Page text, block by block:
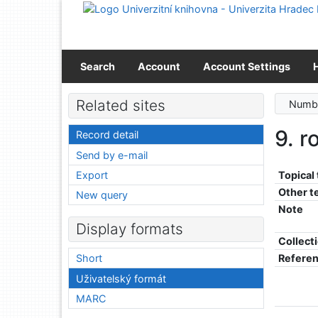
Go to content
Search Account Account Settings
9.
Topical
Other
Note
Related sites
Record detail
Send by e-mail
Export
New query
Display formats
Short
Uživatelský formát
MARC